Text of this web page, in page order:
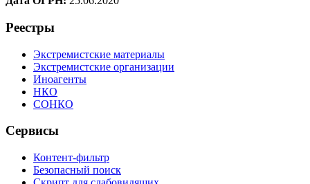
Реестры
Экстремистские материалы
Экстремистские организации
Иноагенты
НКО
СОНКО
Сервисы
Контент-фильтр
Безопасный поиск